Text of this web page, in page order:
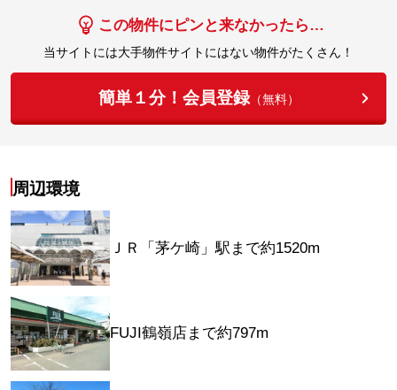
この物件にピンと来なかったら…
当サイトには大手物件サイトにはない物件がたくさん！
簡単１分！会員登録（無料）
周辺環境
ＪＲ「茅ケ崎」駅まで約1520m
FUJI鶴嶺店まで約797m